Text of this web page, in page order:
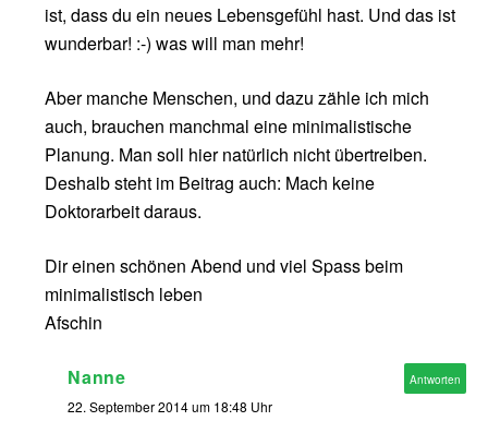
ist, dass du ein neues Lebensgefühl hast. Und das ist
wunderbar! :-) was will man mehr!
Aber manche Menschen, und dazu zähle ich mich
auch, brauchen manchmal eine minimalistische
Planung. Man soll hier natürlich nicht übertreiben.
Deshalb steht im Beitrag auch: Mach keine
Doktorarbeit daraus.
Dir einen schönen Abend und viel Spass beim
minimalistisch leben
Afschin
Nanne
22. September 2014 um 18:48 Uhr
Antworten